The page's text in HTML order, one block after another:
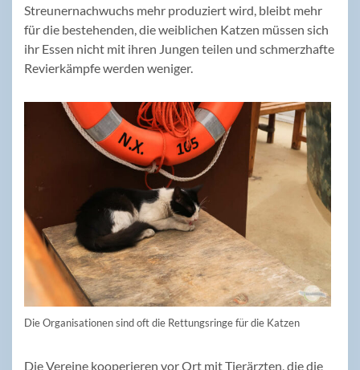
Streunernachwuchs mehr produziert wird, bleibt mehr
für die bestehenden, die weiblichen Katzen müssen sich
ihr Essen nicht mit ihren Jungen teilen und schmerzhafte
Revierkämpfe werden weniger.
Die Organisationen sind oft die Rettungsringe für die Katzen
Die Vereine kooperieren vor Ort mit Tierärzten, die die